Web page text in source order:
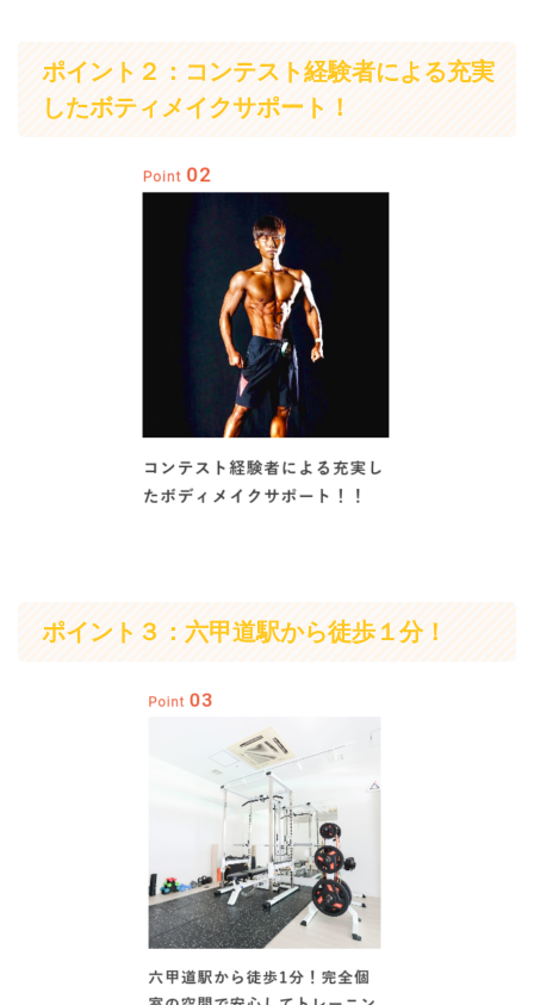
ポイント２：コンテスト経験者による充実
したボティメイクサポート！
ポイント３：六甲道駅から徒歩１分！